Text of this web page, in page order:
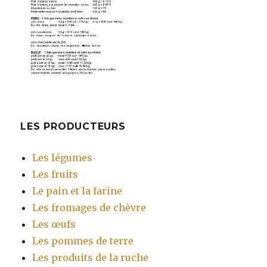
LES PRODUCTEURS
Les légumes
Les fruits
Le pain et la farine
Les fromages de chèvre
Les œufs
Les pommes de terre
Les produits de la ruche